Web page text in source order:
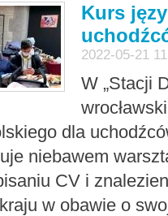
Kurs
2022-05-21
W „Stacji
dla
niebawem
CV i
w obawie o